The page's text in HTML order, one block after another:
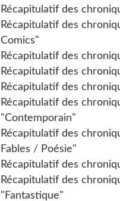
Récapitulatif des
Récapitulatif des
Comics"
Récapitulatif des
Récapitulatif des
Récapitulatif des
Récapitulatif des
"Contemporain"
Récapitulatif des
Fables / Poésie"
Récapitulatif des
Récapitulatif des
"Fantastique"